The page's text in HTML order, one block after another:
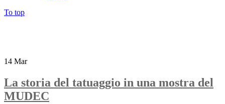
To top
14 Mar
La storia del tatuaggio in una mostra del
MUDEC